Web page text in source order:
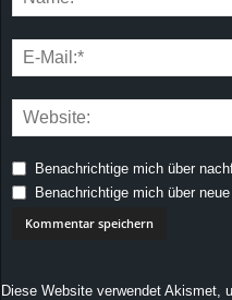
Benachrichtige mich über
Benachrichtige mich über
Diese Website verwendet Akismet,